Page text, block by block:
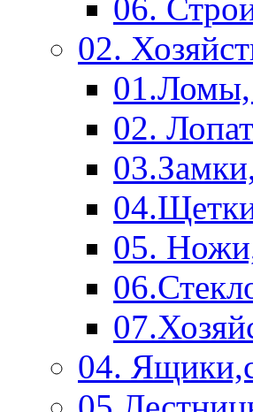
06.
02.
01.Ломы,
02.
05.
04.